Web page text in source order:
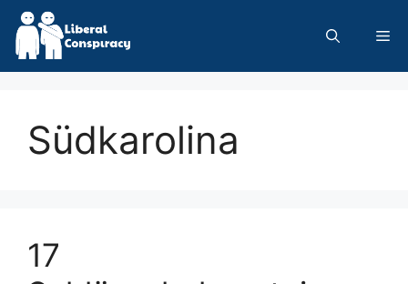
Skip
content
Südkarolina
17